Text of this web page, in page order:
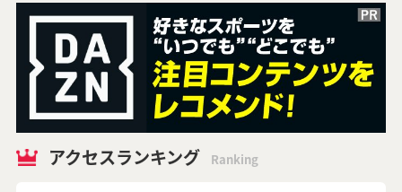
アクセスランキング Ranking